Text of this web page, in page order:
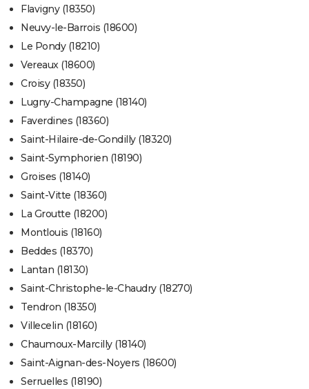
Flavigny (18350)
Neuvy-le-Barrois (18600)
Le Pondy (18210)
Vereaux (18600)
Croisy (18350)
Lugny-Champagne (18140)
Faverdines (18360)
Saint-Hilaire-de-Gondilly (18320)
Saint-Symphorien (18190)
Groises (18140)
Saint-Vitte (18360)
La Groutte (18200)
Montlouis (18160)
Beddes (18370)
Lantan (18130)
Saint-Christophe-le-Chaudry (18270)
Tendron (18350)
Villecelin (18160)
Chaumoux-Marcilly (18140)
Saint-Aignan-des-Noyers (18600)
Serruelles (18190)